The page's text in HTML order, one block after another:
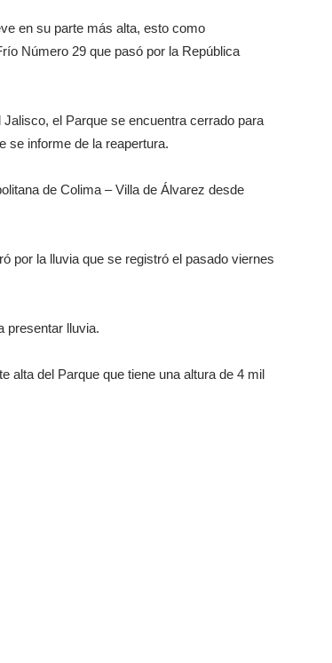
en su parte más alta, esto como
Número 29 que pasó por la República
el Parque se encuentra cerrado para
se informe de la reapertura.
de Colima – Villa de Álvarez desde
por la lluvia que se registró el pasado viernes
presentar lluvia.
alta del Parque que tiene una altura de 4 mil